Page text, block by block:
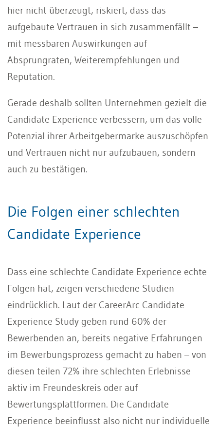
hier nicht überzeugt, riskiert, dass das
aufgebaute Vertrauen in sich zusammenfällt –
mit messbaren Auswirkungen auf
Absprungraten, Weiterempfehlungen und
Reputation.
Gerade deshalb sollten Unternehmen gezielt die
Candidate Experience verbessern, um das volle
Potenzial ihrer Arbeitgebermarke auszuschöpfen
und Vertrauen nicht nur aufzubauen, sondern
auch zu bestätigen.
Die Folgen einer schlechten
Candidate Experience
Dass eine schlechte Candidate Experience echte
Folgen hat, zeigen verschiedene Studien
eindrücklich. Laut der CareerArc Candidate
Experience Study geben rund 60% der
Bewerbenden an, bereits negative Erfahrungen
im Bewerbungsprozess gemacht zu haben – von
diesen teilen 72% ihre schlechten Erlebnisse
aktiv im Freundeskreis oder auf
Bewertungsplattformen. Die Candidate
Experience beeinflusst also nicht nur individuelle